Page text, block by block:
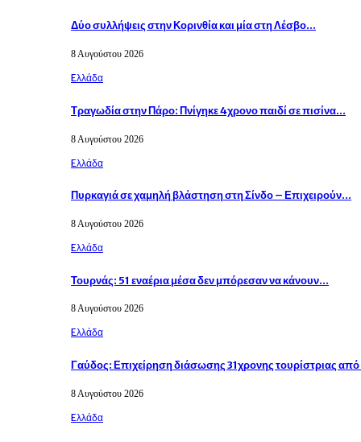
Δύο συλλήψεις στην Κορινθία και μία στη Λέσβο…
8 Αυγούστου 2026
Eλλάδα
Τραγωδία στην Πάρο: Πνίγηκε 4χρονο παιδί σε πισίνα…
8 Αυγούστου 2026
Eλλάδα
Πυρκαγιά σε χαμηλή βλάστηση στη Σίνδο – Επιχειρούν…
8 Αυγούστου 2026
Eλλάδα
Τουρνάς: 51 εναέρια μέσα δεν μπόρεσαν να κάνουν…
8 Αυγούστου 2026
Eλλάδα
Γαύδος: Επιχείρηση διάσωσης 31χρονης τουρίστριας
8 Αυγούστου 2026
Eλλάδα